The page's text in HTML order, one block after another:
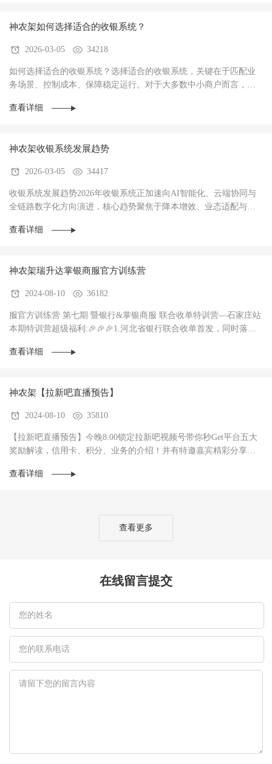
神农架如何选择适合的收银系统？
2026-03-05 34218
如何选择适合的收银系统？选择适合的收银系统，关键在于‌匹配业
务场景、控制成本、保障稳定运行‌。对于大多数中小商户而言，优
查看详细
神农架收银系统发展趋势
2026-03-05 34417
收银系统发展趋势2026年收银系统正加速向AI智能化、云端协同与
全链路数字化方向演进，核心趋势聚焦于‌降本增效、业态适配与数
查看详细
神农架瑞升达掌银商服官方训练营
2024-08-10 36182
服官方训练营 第七期 暨银行&掌银商服 联合收单特训营—石家庄站
本期特训营超级福利:🎉🎉🎉1.河北省银行联合收单首发，同时落地3
查看详细
神农架【拉新吧直播预告】
2024-08-10 35810
【拉新吧直播预告】今晚8.00锁定拉新吧视频号带你秒Get平台五大
奖励解读，信用卡、积分、业务的介绍！并有特邀嘉宾精彩分享！
查看详细
查看更多
在线留言提交